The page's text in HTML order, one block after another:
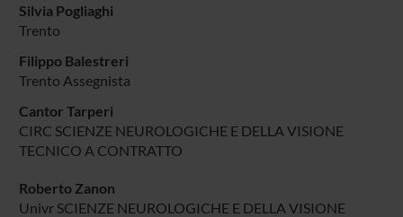
Silvia Pogliaghi
Trento
Filippo Balestreri
Trento Assegnista
Cantor Tarperi
CIRC SCIENZE NEUROLOGICHE E DELLA VISIONE
TECNICO A CONTRATTO
Roberto Zanon
Univr SCIENZE NEUROLOGICHE E DELLA VISIONE